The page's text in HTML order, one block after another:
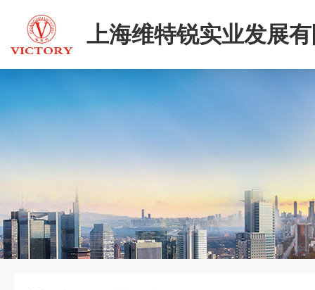
上海维特锐实业发展
二部